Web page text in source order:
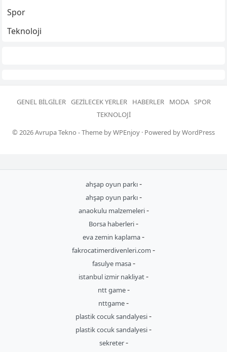
Spor
Teknoloji
GENEL BILGILER GEZILECEK YERLER HABERLER MODA SPOR
TEKNOLOJI
© 2026Avrupa Tekno - Theme byWPEnjoy · Powered byWordPress
ahşap oyun parkı-
ahşap oyun parkı-
anaokulu malzemeleri-
Borsa haberleri-
eva zemin kaplama-
fakrocatimerdivenleri.com -
fasulye masa-
istanbul izmir nakliyat-
ntt game-
nttgame-
plastik cocuk sandalyesi-
plastik cocuk sandalyesi-
sekreter-